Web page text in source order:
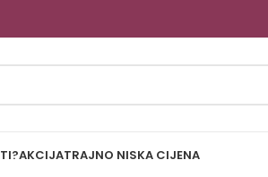
AKCIJATRAJNO NISKA CIJENA